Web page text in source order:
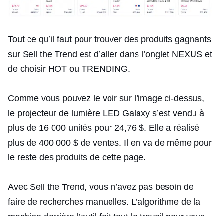
Tout ce qu’il faut pour trouver des produits gagnants
sur Sell the Trend est d’aller dans l’onglet NEXUS et
de choisir HOT ou TRENDING.
Comme vous pouvez le voir sur l’image ci-dessus,
le projecteur de lumière LED Galaxy s’est vendu à
plus de 16 000 unités pour 24,76 $. Elle a réalisé
plus de 400 000 $ de ventes. Il en va de même pour
le reste des produits de cette page.
Avec Sell the Trend, vous n’avez pas besoin de
faire de recherches manuelles. L’algorithme de la